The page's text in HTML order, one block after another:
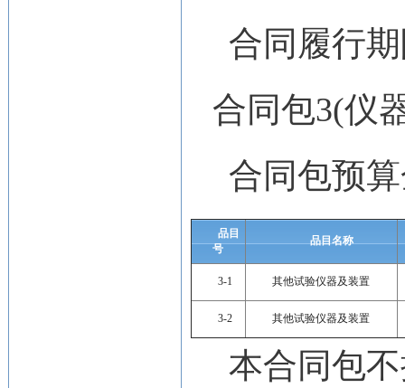
合同履行
合同包3(仪
合同包预
品目
号
品目名称
3-1 其他试验仪器及装置
3-2 其他试验仪器及装置
本合同包